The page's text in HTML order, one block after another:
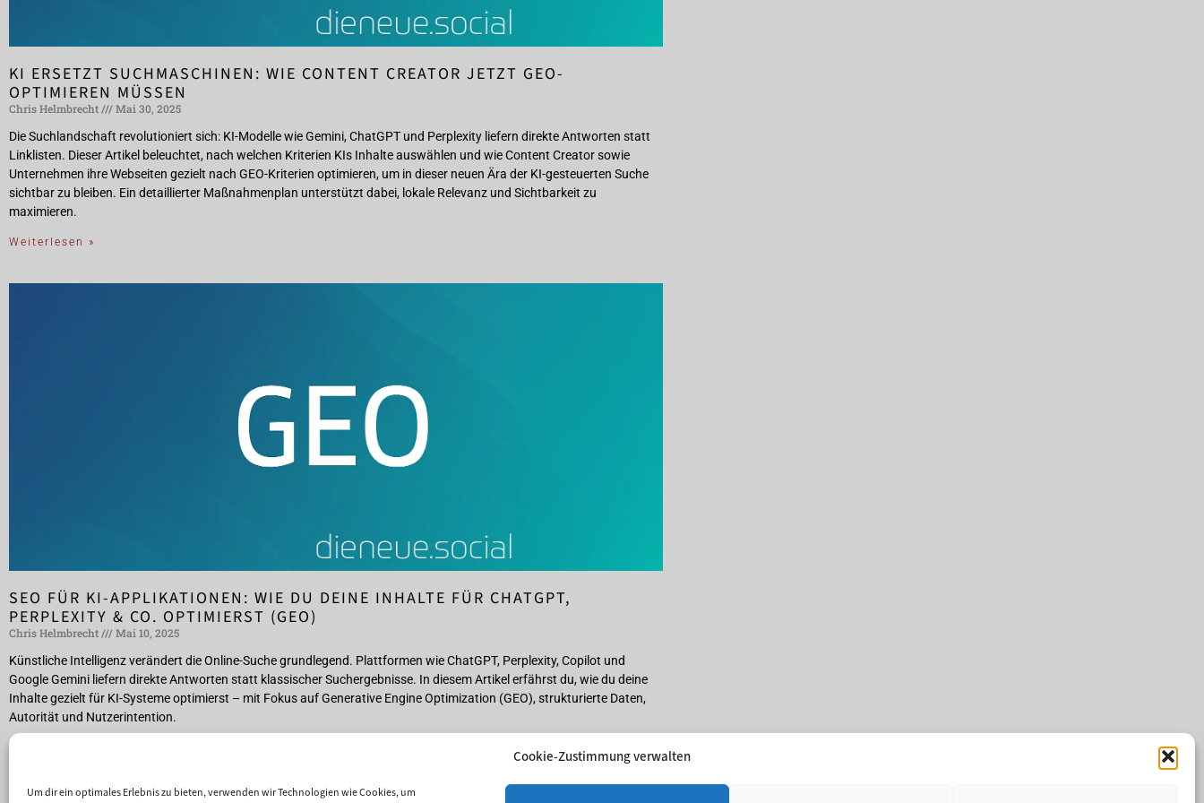
Cookie-Zustimmung verwalten
Um dir ein optimales Erlebnis zu bieten, verwenden wir Technologien wie Cookies, um
KI ERSETZT SUCHMASCHINEN: WIE CONTENT CREATOR JETZT GEO-
OPTIMIEREN MÜSSEN
Chris Helmbrecht
Mai 30, 2025
Die Suchlandschaft revolutioniert sich: KI-Modelle wie Gemini, ChatGPT und Perplexity liefern direkte Antworten statt
Linklisten. Dieser Artikel beleuchtet, nach welchen Kriterien KIs Inhalte auswählen und wie Content Creator sowie
Unternehmen ihre Webseiten gezielt nach GEO-Kriterien optimieren, um in dieser neuen Ära der KI-gesteuerten Suche
sichtbar zu bleiben. Ein detaillierter Maßnahmenplan unterstützt dabei, lokale Relevanz und Sichtbarkeit zu
maximieren.
Weiterlesen »
SEO FÜR KI-APPLIKATIONEN: WIE DU DEINE INHALTE FÜR CHATGPT,
PERPLEXITY & CO. OPTIMIERST (GEO)
Chris Helmbrecht
Mai 10, 2025
Künstliche Intelligenz verändert die Online-Suche grundlegend. Plattformen wie ChatGPT, Perplexity, Copilot und
Google Gemini liefern direkte Antworten statt klassischer Suchergebnisse. In diesem Artikel erfährst du, wie du deine
Inhalte gezielt für KI-Systeme optimierst – mit Fokus auf Generative Engine Optimization (GEO), strukturierte Daten,
Autorität und Nutzerintention.